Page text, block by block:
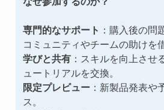
専門的なサポート
：購入後の問
コミュニティやチームの助けを
学びと共有：スキルを向上させ
ュートリアルを交換。
限定プレビュー：新製品発表や
ス。